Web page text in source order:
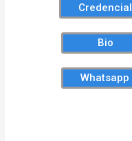
Credencial
Bio
Whatsapp